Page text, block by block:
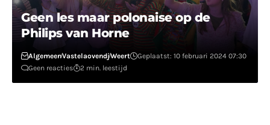
Geen les maar polonaise op de
Philips van Horne
AlgemeenVastelaovendjWeert
Geplaatst: 10 februari 2024 07:30
Geen reacties
2 min. leestijd